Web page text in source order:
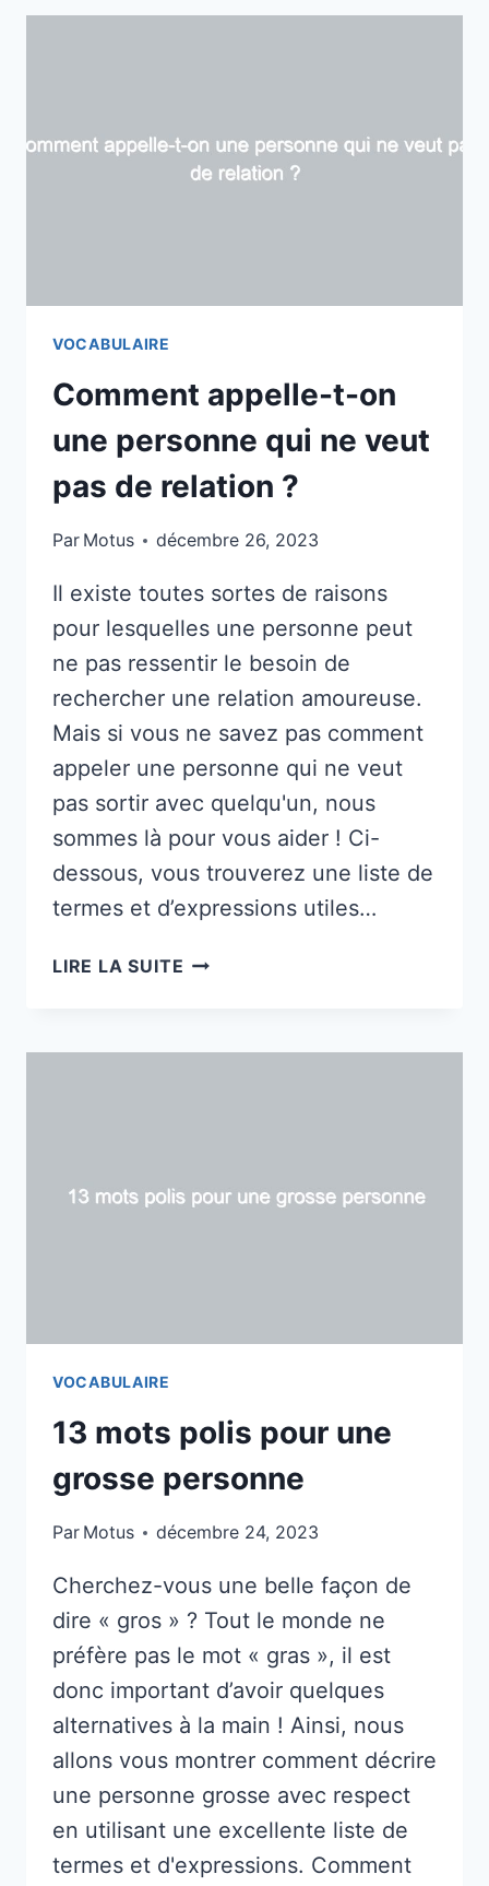
VOCABULAIRE
Comment appelle-t-on
une personne qui ne veut
pas de relation ?
Par Motus décembre 26, 2023
Il existe toutes sortes de raisons
pour lesquelles une personne peut
ne pas ressentir le besoin de
rechercher une relation amoureuse.
Mais si vous ne savez pas comment
appeler une personne qui ne veut
pas sortir avec quelqu'un, nous
sommes là pour vous aider ! Ci-
dessous, vous trouverez une liste de
termes et d’expressions utiles…
LIRE LA SUITE COMMENT
PAS
VOCABULAIRE
13 mots polis pour une
grosse personne
Par Motus décembre 24, 2023
Cherchez-vous une belle façon de
dire « gros » ? Tout le monde ne
préfère pas le mot « gras », il est
donc important d’avoir quelques
alternatives à la main ! Ainsi, nous
allons vous montrer comment décrire
une personne grosse avec respect
en utilisant une excellente liste de
termes et d'expressions. Comment